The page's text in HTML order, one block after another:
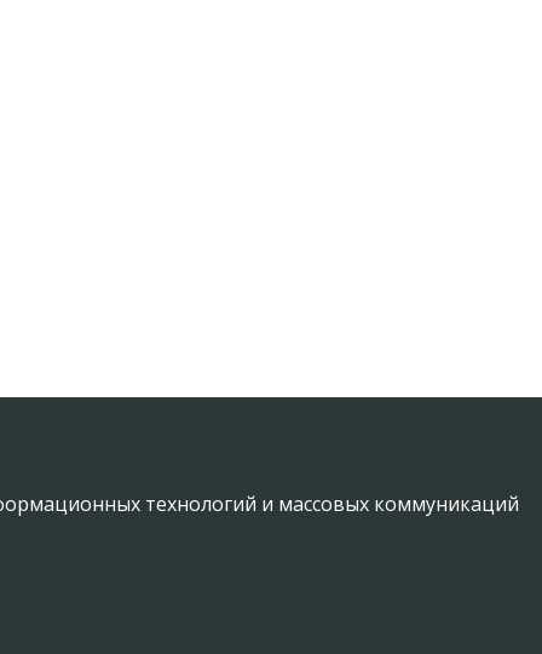
технологий и массовых коммуникаций